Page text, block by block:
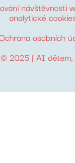
návštěvnosti
analytické
osobních
© 2025 | AI dětem